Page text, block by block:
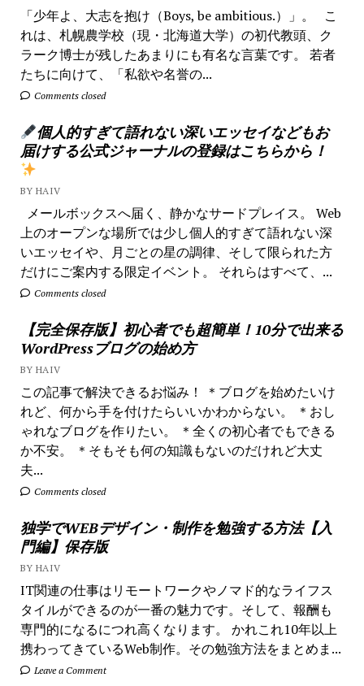
「少年よ、大志を抱け（Boys, be ambitious.）」。 こ
れは、札幌農学校（現・北海道大学）の初代教頭、ク
ラーク博士が残したあまりにも有名な言葉です。 若者
たちに向けて、「私欲や名誉の...
Comments closed
個人的すぎて語れない深いエッセイなどもお
届けする公式ジャーナルの登録はこちらから！
BY HAIV
メールボックスへ届く、静かなサードプレイス。 Web
上のオープンな場所では少し個人的すぎて語れない深
いエッセイや、月ごとの星の調律、そして限られた方
だけにご案内する限定イベント。 それらはすべて、...
Comments closed
【完全保存版】初心者でも超簡単！10分で出来る
WordPressブログの始め方
BY HAIV
この記事で解決できるお悩み！ ＊ブログを始めたいけ
れど、何から手を付けたらいいかわからない。 ＊おし
ゃれなブログを作りたい。 ＊全くの初心者でもできる
か不安。 ＊そもそも何の知識もないのだけれど大丈
夫...
Comments closed
独学でWEBデザイン・制作を勉強する方法【入
門編】保存版
BY HAIV
IT関連の仕事はリモートワークやノマド的なライフス
タイルができるのが一番の魅力です。そして、報酬も
専門的になるにつれ高くなります。 かれこれ10年以上
携わってきているWeb制作。その勉強方法をまとめま...
Leave a Comment